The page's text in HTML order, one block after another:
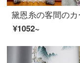
¥1052~